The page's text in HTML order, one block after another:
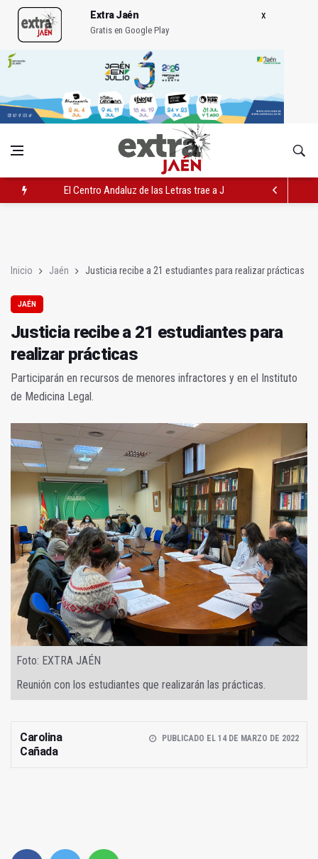
Extra Jaén
Gratis en Google Play
El Centro Andaluz de las Letras trae a Jaén al filósofo Omar
Inicio Jaén Justicia recibe a 21 estudiantes para realizar prácticas
JAÉN
Justicia recibe a 21 estudiantes para
realizar prácticas
Participarán en recursos de menores infractores y en el Instituto
de Medicina Legal.
Foto: EXTRA JAÉN
Reunión con los estudiantes que realizarán las prácticas.
Carolina
Cañada
PUBLICADO EL 14 DE MARZO DE 2022